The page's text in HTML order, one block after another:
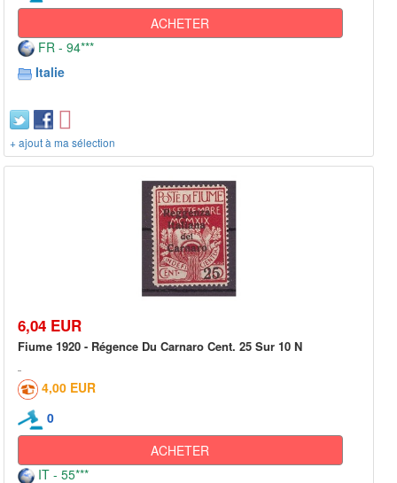
ACHETER
FR - 94***
Italie
+ ajout à ma sélection
6,04 EUR
Fiume 1920 - Régence Du Carnaro Cent. 25 Sur 10 N
4,00 EUR
0
ACHETER
IT - 55***